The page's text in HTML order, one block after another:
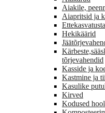
Aiakile,
Aiapritsid ja
Hekikäärid
tõrjevahendid
Kasside ja
Kastmine ja
Kasulike
Kirved
Kodused